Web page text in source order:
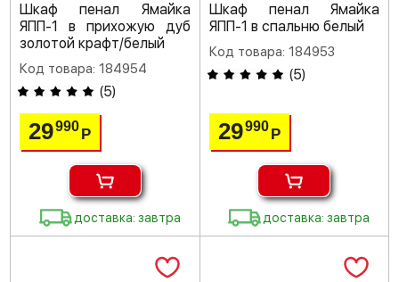
Шкаф пенал Ямайка
ЯПП-1 в прихожую дуб
золотой крафт/белый
Код товара: 184954
(5)
29990Р
доставка: завтра
Шкаф пенал Ямайка
ЯПП-1 в спальню белый
Код товара: 184953
(5)
29990 Р
доставка: завтра